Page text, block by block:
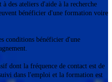
des ateliers d'aide à la recherche
bénéficier d'une formation voire
conditions bénéficier d'une
dont la fréquence de contact est de
dans l'emploi et la formation est